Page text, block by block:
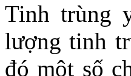
Tinh trùng
lượng tinh
đó một số